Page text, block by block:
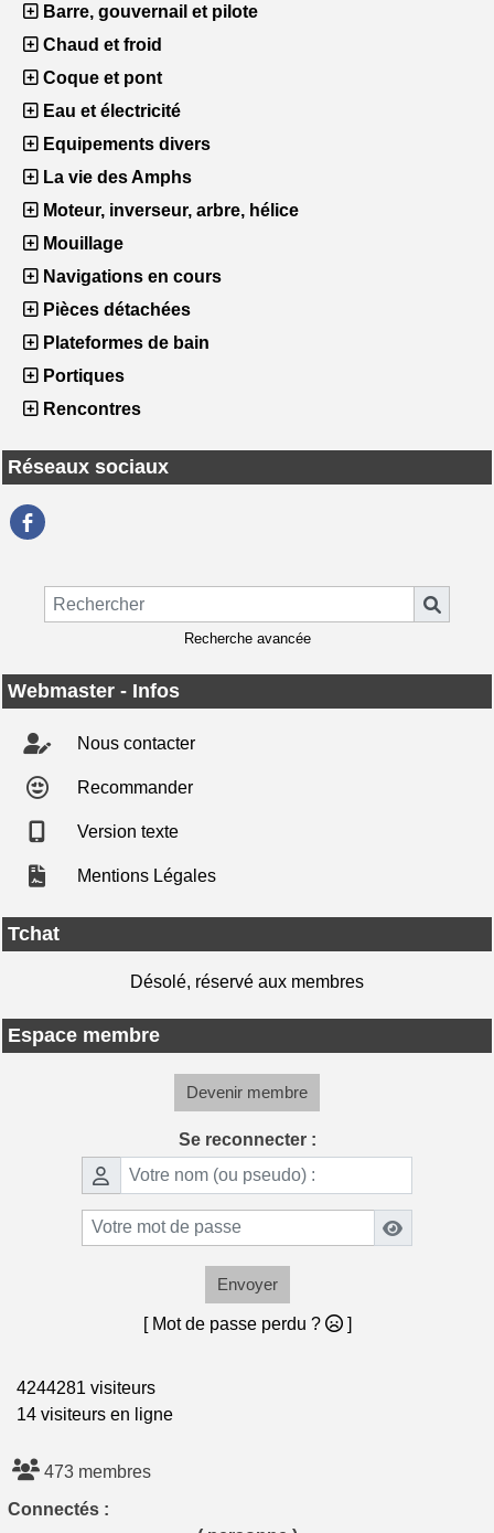
Barre, gouvernail et pilote
Chaud et froid
Coque et pont
Eau et électricité
Equipements divers
La vie des Amphs
Moteur, inverseur, arbre, hélice
Mouillage
Navigations en cours
Pièces détachées
Plateformes de bain
Portiques
Rencontres
Réseaux sociaux
Recherche avancée
Webmaster - Infos
Nous contacter
Recommander
Version texte
Mentions Légales
Tchat
Désolé, réservé aux membres
Espace membre
Devenir membre
Se reconnecter :
Envoyer
[ Mot de passe perdu ? ]
4244281 visiteurs
14 visiteurs en ligne
473 membres
Connectés :